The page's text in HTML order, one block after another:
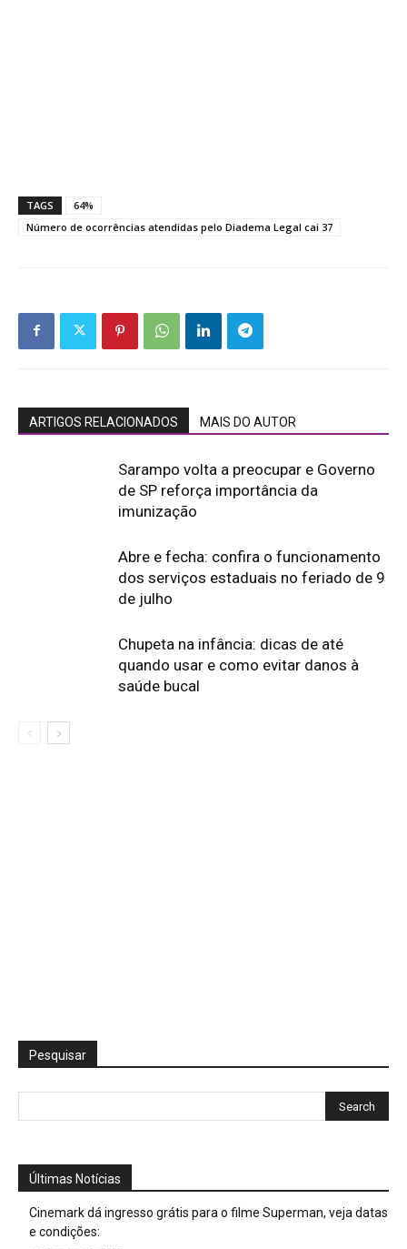
TAGS
64%
Número de ocorrências atendidas pelo Diadema Legal cai 37
ARTIGOS RELACIONADOS MAIS DO AUTOR
Sarampo volta a preocupar e Governo
de SP reforça importância da
imunização
Abre e fecha: confira o funcionamento
dos serviços estaduais no feriado de 9
de julho
Chupeta na infância: dicas de até
quando usar e como evitar danos à
saúde bucal
Pesquisar
Últimas Notícias
Cinemark dá ingresso grátis para o filme Superman, veja datas
e condições: